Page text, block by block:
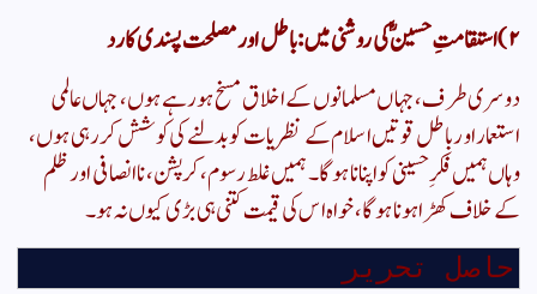
​۲) استقامتِ حسینؓ کی روشنی میں: باطل اور مصلحت پسندی کا رد
​دوسری طرف، جہاں مسلمانوں کے اخلاق مسخ ہو رہے ہوں، جہاں عالمی
استعمار اور باطل قوتیں اسلام کے نظریات کو بدلنے کی کوشش کر رہی ہوں،
وہاں ہمیں فکرِ حسینی کو اپنانا ہوگا۔ ہمیں غلط رسوم، کرپشن، ناانصافی اور ظلم
کے خلاف کھڑا ہونا ہوگا، خواہ اس کی قیمت کتنی ہی بڑی کیوں نہ ہو۔
​حاصل تحریر